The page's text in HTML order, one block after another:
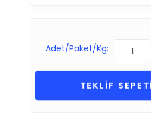
Adet/Paket/Kg:
TEKLİF